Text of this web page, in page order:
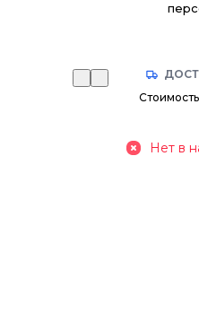
Нет в